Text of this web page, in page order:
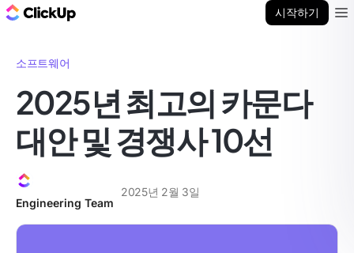
시작하기
소프트웨어
2025년 최고의 카문다
대안 및 경쟁사 10선
Engineering Team
2025년 2월 3일